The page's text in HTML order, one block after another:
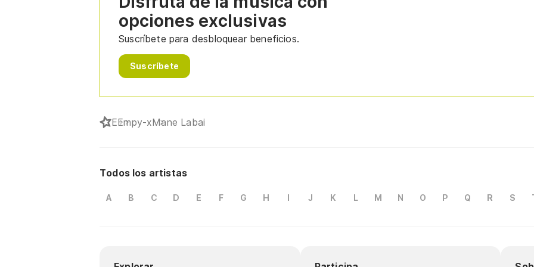
opciones exclusivas
Suscríbete para desbloquear beneficios.
Suscríbete
EEmpy-xMane Labai
Todos los artistas
A B C D E F G H I J K L M N O P Q R S